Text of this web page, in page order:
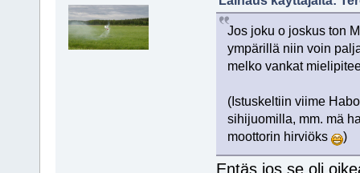
Jos joku o joskus ton
ympärillä niin voin
melko vankat
(Istuskeltiin viime
sihijuomilla, mm. mä
moottorin hirviöks
)
Entäs jos se oli